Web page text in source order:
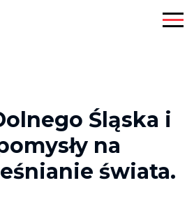
Śląska i
na
świata.